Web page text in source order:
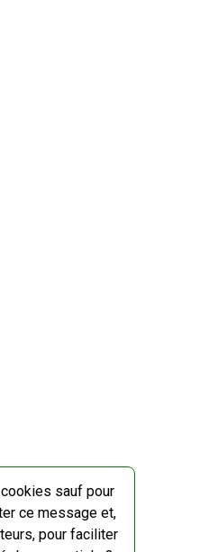
sauf pour
ce message et,
pour faciliter